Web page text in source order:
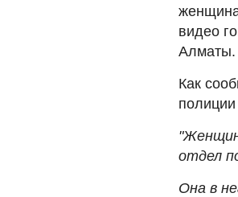
видео
Алматы.
Как
отдел
Она в